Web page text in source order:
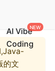
AI Vibe
Coding
的文